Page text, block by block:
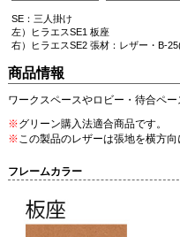
SE：三人掛け
左）ヒラエスSE1 板座
右）ヒラエスSE2 張材：レザー・B-
商品情報
ワークスペースやロビー・待合ペ
※グリーン購入法適合商品です。
※この製品のレザーは張地を横方向
フレームカラー